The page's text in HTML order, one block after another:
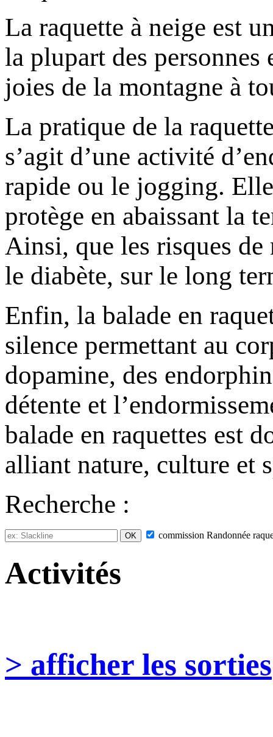
La raquette à neige est
la plupart des personnes
joies de la montagne à
La pratique de la
s’agit d’une activité
rapide ou le jogging.
protège en abaissant la
Ainsi, que les risques de
le diabète, sur le long
Enfin, la balade en
silence permettant au
dopamine, des
détente et
balade en raquettes est
alliant nature, culture et
Recherche :
commission Randonnée
Activités
> afficher les sorties